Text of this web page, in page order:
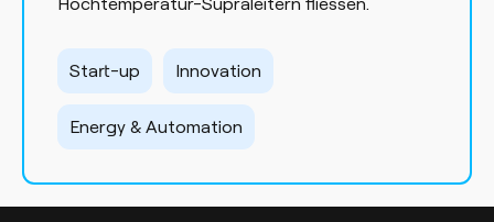
Start-up Innovation
Energy & Automation